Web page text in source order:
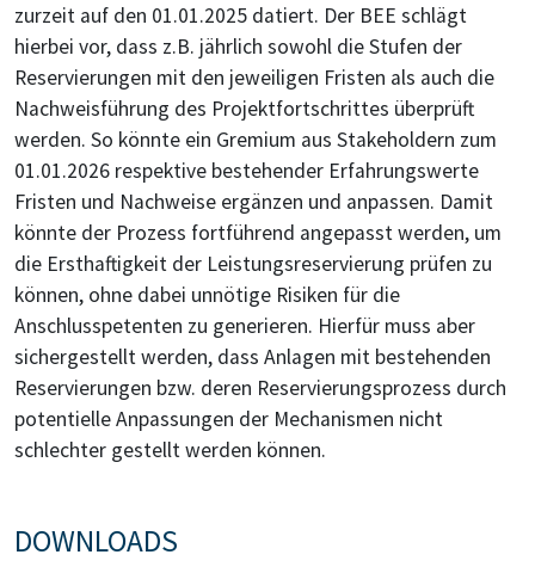
zurzeit auf den 01.01.2025 datiert. Der BEE schlägt
hierbei vor, dass z.B. jährlich sowohl die Stufen der
Reservierungen mit den jeweiligen Fristen als auch die
Nachweisführung des Projektfortschrittes überprüft
werden. So könnte ein Gremium aus Stakeholdern zum
01.01.2026 respektive bestehender Erfahrungswerte
Fristen und Nachweise ergänzen und anpassen. Damit
könnte der Prozess fortführend angepasst werden, um
die Ersthaftigkeit der Leistungsreservierung prüfen zu
können, ohne dabei unnötige Risiken für die
Anschlusspetenten zu generieren. Hierfür muss aber
sichergestellt werden, dass Anlagen mit bestehenden
Reservierungen bzw. deren Reservierungsprozess durch
potentielle Anpassungen der Mechanismen nicht
schlechter gestellt werden können.
DOWNLOADS